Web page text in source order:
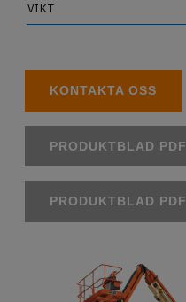
VIKT
KONTAKTA OSS
PRODUKTBLAD PDF
PRODUKTBLAD PDF